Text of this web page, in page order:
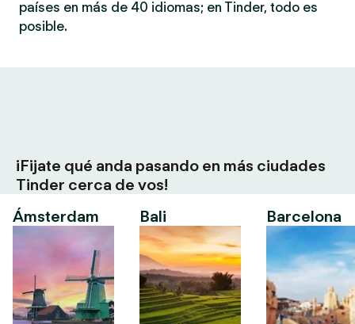
países en más de 40 idiomas; en Tinder, todo es
posible.
¡Fijate qué anda pasando en más ciudades
Tinder cerca de vos!
Ámsterdam
Bali Barcelona